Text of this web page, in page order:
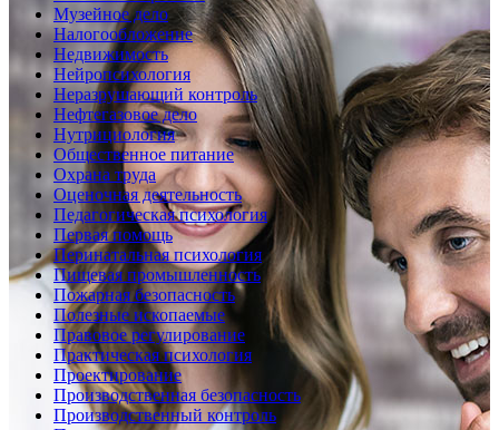
Музейное дело
Налогообложение
Недвижимость
Нейропсихология
Неразрушающий контроль
Нефтегазовое дело
Нутрициология
Общественное питание
Охрана труда
Оценочная деятельность
Педагогическая психология
Первая помощь
Перинатальная психология
Пищевая промышленность
Пожарная безопасность
Полезные ископаемые
Правовое регулирование
Практическая психология
Проектирование
Производственная безопасность
Производственный контроль